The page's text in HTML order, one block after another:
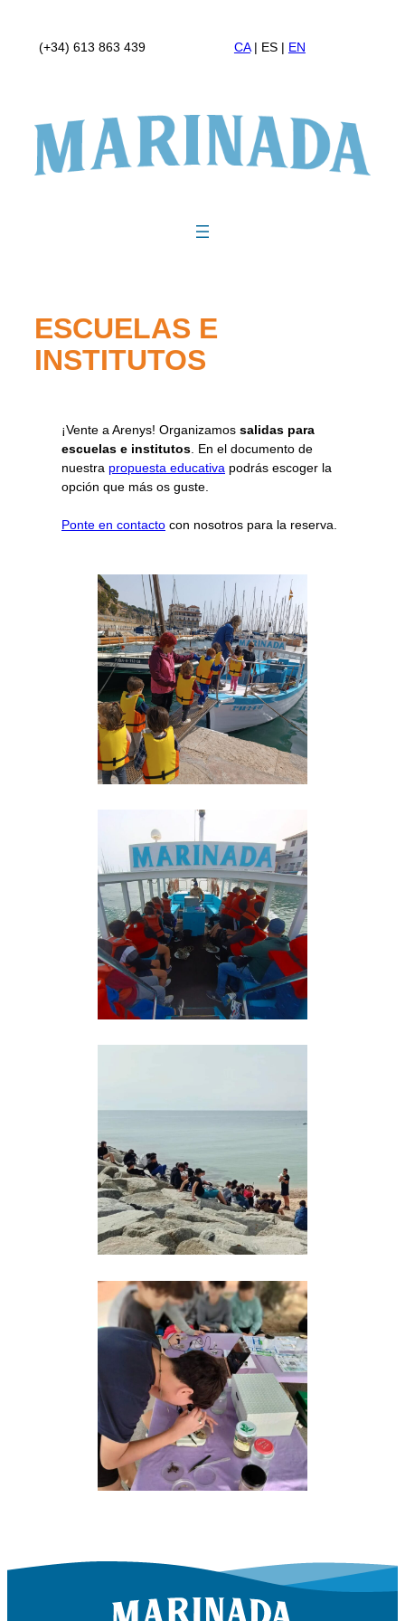
content(+34) 613 863 439 CA| ES | EN
ESCUELAS E
INSTITUTOS
¡Vente a Arenys! Organizamos salidas para
escuelas e institutos . En el documento de
nuestra propuesta educativa podrás escoger la
opción que más os guste.
Ponte en contacto con nosotros para la reserva.